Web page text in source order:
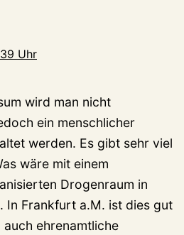
Uhr
wird man nicht
ein menschlicher
werden. Es gibt sehr viel
wäre mit einem
Drogenraum in
In Frankfurt a.M. ist dies gut
ehrenamtliche